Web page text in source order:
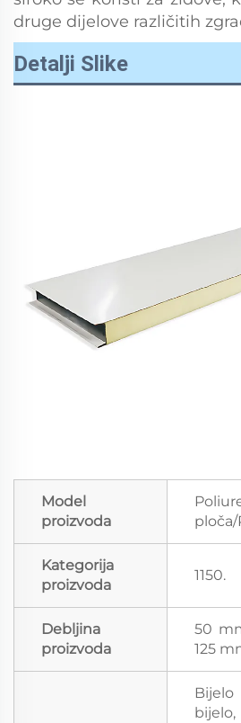
druge dijelove različitih
Detalji Slike
Model
proizvoda
ploča/
Kategorija
proizvoda
1150.
Debljina
proizvoda
50
125
Bijelo